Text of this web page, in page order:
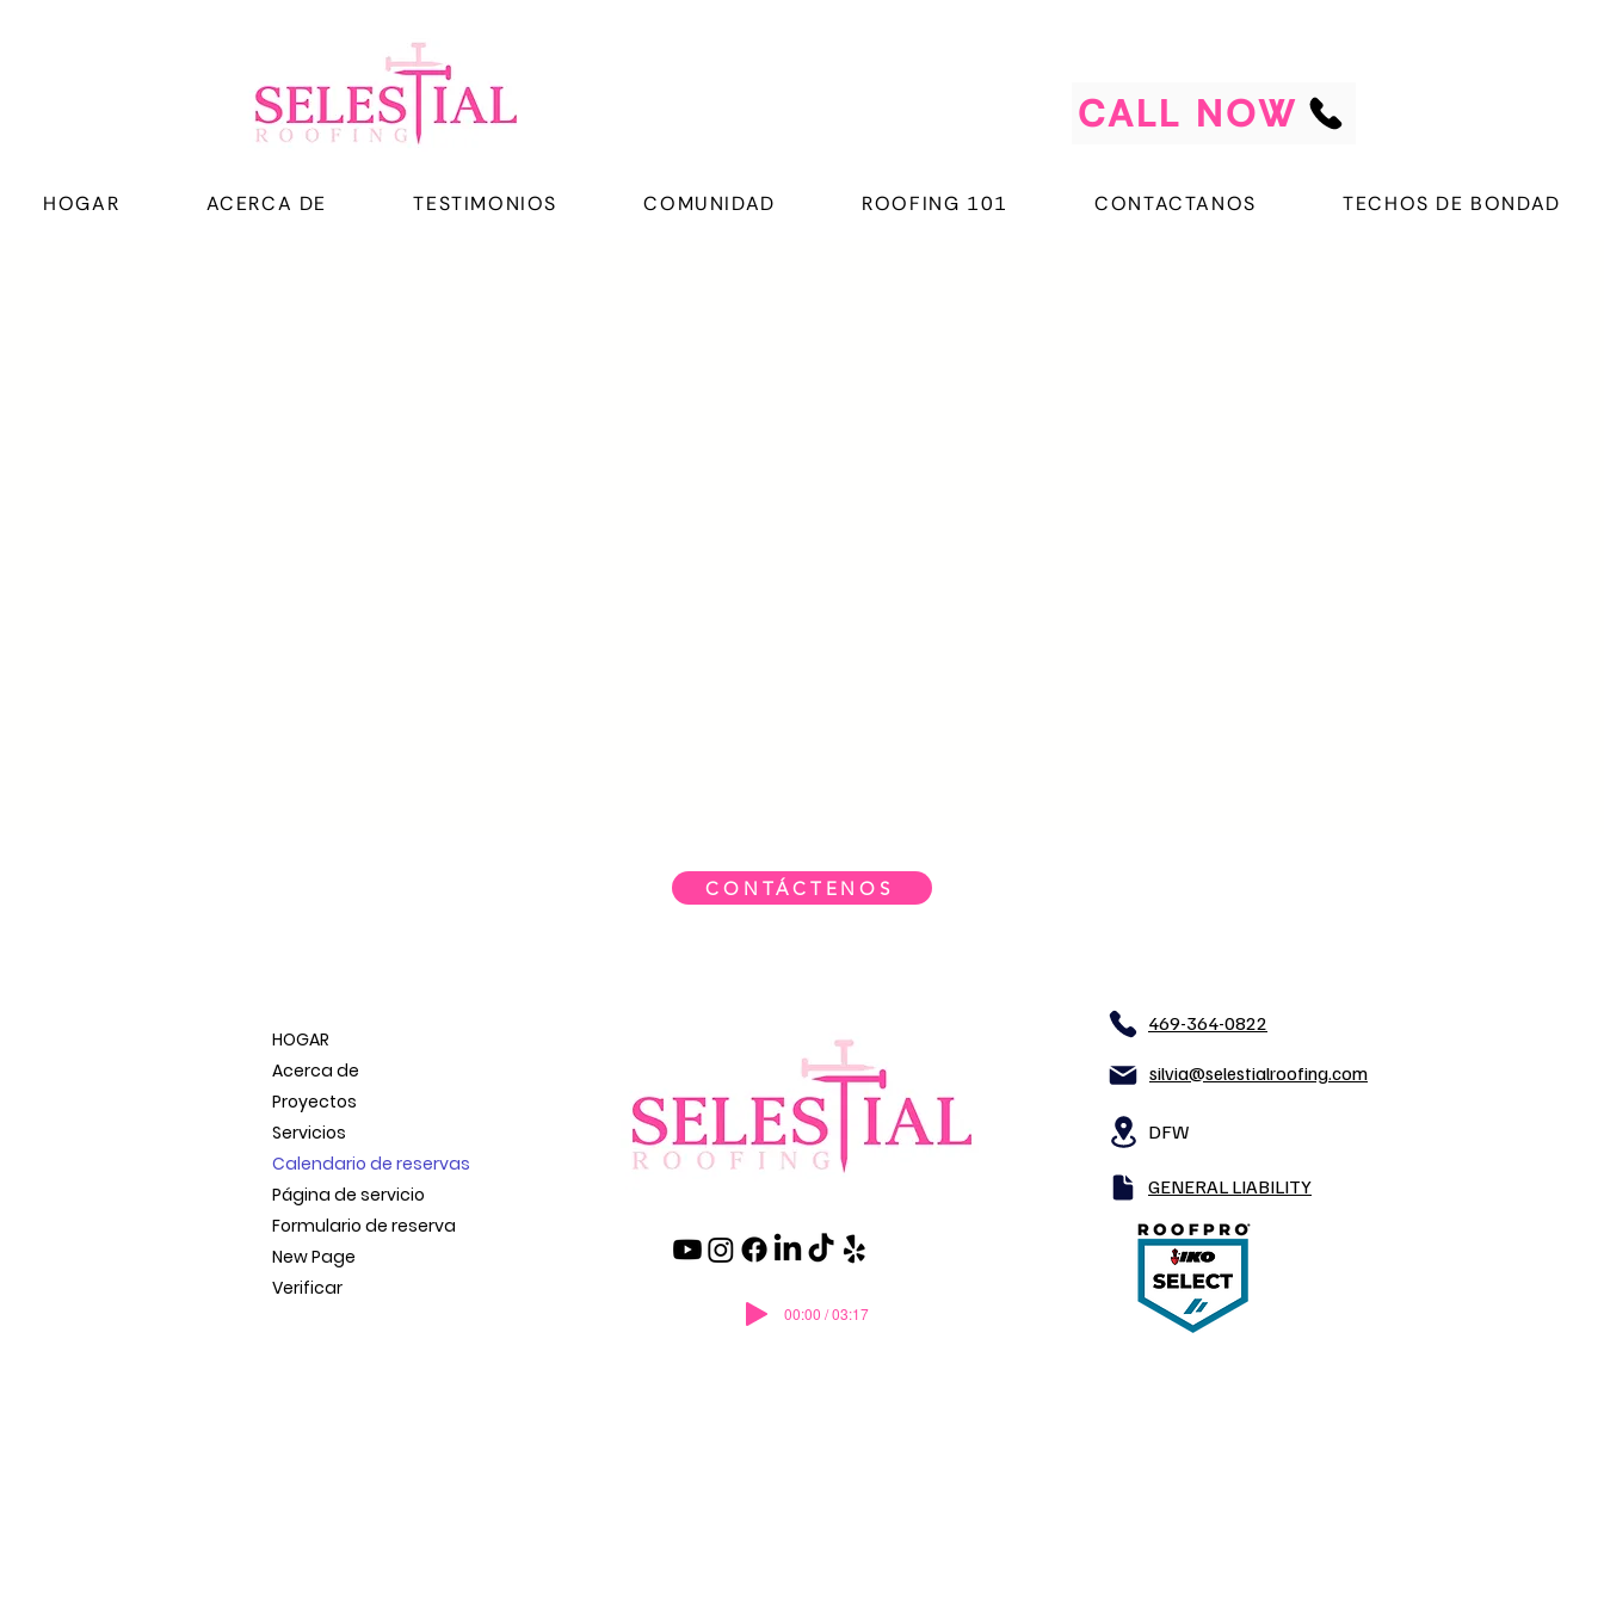
CALL NOW
HOGAR ACERCA DE TESTIMONIOS COMUNIDAD ROOFING 101 CONTACTANOS TECHOS DE BONDAD
CONTÁCTENOS
HOGAR
Acerca de
Proyectos
Servicios
Calendario de reservas
Página de servicio
Formulario de reserva
New Page
Verificar
00:00 / 03:17
469-364-0822
silvia@selestialroofing.com
DFW
GENERAL LIABILITY